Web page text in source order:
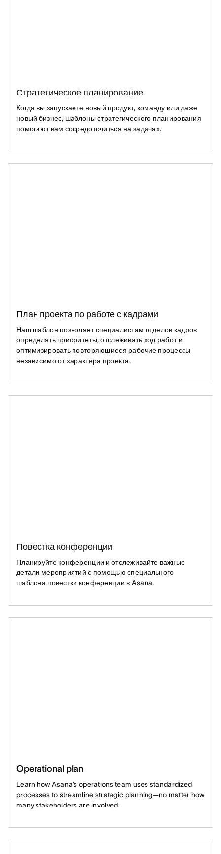
Стратегическое планирование
Когда вы запускаете новый продукт, команду или даже
новый бизнес, шаблоны стратегического планирования
помогают вам сосредоточиться на задачах.
План проекта по работе с кадрами
Наш шаблон позволяет специалистам отделов кадров
определять приоритеты, отслеживать ход работ и
оптимизировать повторяющиеся рабочие процессы
независимо от характера проекта.
Повестка конференции
Планируйте конференции и отслеживайте важные
детали мероприятий с помощью специального
шаблона повестки конференции в Asana.
Operational plan
Learn how Asana’s operations team uses standardized
processes to streamline strategic planning—no matter how
many stakeholders are involved.